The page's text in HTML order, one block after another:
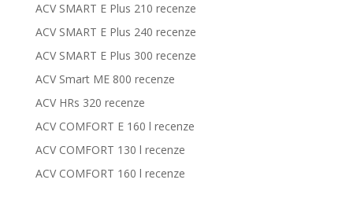
ACV SMART E Plus 210 recenze
ACV SMART E Plus 240 recenze
ACV SMART E Plus 300 recenze
ACV Smart ME 800 recenze
ACV HRs 320 recenze
ACV COMFORT E 160 l recenze
ACV COMFORT 130 l recenze
ACV COMFORT 160 l recenze